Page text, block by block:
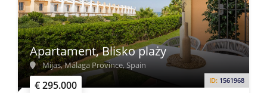
€ 295.000 ID: 1561968
Apartament, Blisko plaży
Mijas, Málaga Province, Spain